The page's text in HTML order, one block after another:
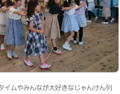
イムやみんなが大好きなじゃんけん列